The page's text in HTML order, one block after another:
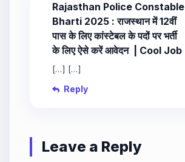
Rajasthan Police Constable
Bharti 2025 : राजस्थान में 12वीं
पास के लिए कांस्टेबल के पदों पर भर्ती
के लिए ऐसे करें आवेदन | Cool Job
[…] […]
Reply
Leave a Reply